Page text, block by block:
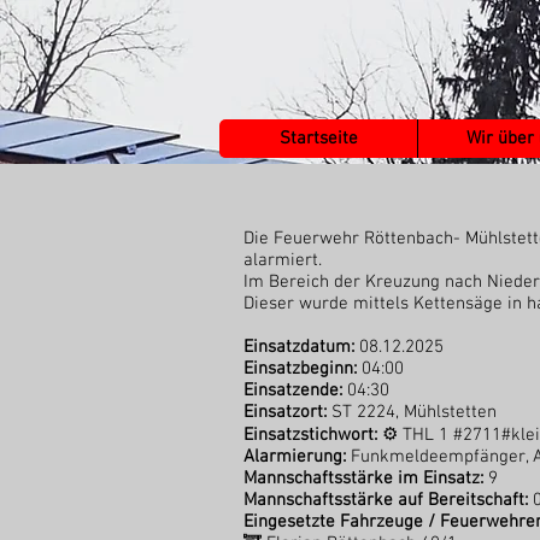
Startseite Wir über
Die Feuerwehr Röttenbach-
alarmiert.
Im Bereich der Kreuzung nach
Dieser wurde mittels Kettensäge in
Einsatzdatum: 08.12.2025
Einsatzbeginn: 04:00
Einsatzende: 04:30
Einsatzort: ST 2224, Mühlstetten
Einsatzstichwort: ⚙ THL 1
Alarmierung: Funkmeldeempfänger,
Mannschaftsstärke im Einsatz: 9
Mannschaftsstärke auf Bereitschaft: 0
Eingesetzte Fahrzeuge /